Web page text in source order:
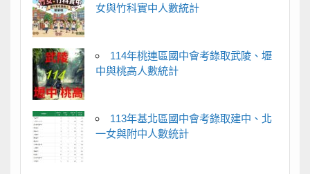
女與竹科實中人數統計
114年桃連區國中會考錄取武陵、壢
中與桃高人數統計
113年基北區國中會考錄取建中、北
一女與附中人數統計